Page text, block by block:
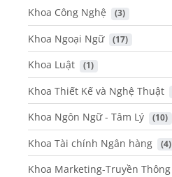
Khoa Công Nghệ (3)
Khoa Ngoại Ngữ (17)
Khoa Luật (1)
Khoa Thiết Kế và Nghệ Thuật
Khoa Ngôn Ngữ - Tâm Lý (10)
Khoa Tài chính Ngân hàng (4)
Khoa Marketing-Truyền Thông